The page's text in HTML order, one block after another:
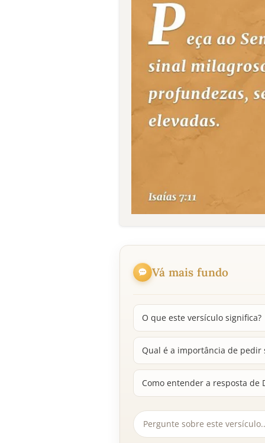
Vá mais fundo
O que este versículo significa?
Qual é a importância de pedir
Como entender a resposta de